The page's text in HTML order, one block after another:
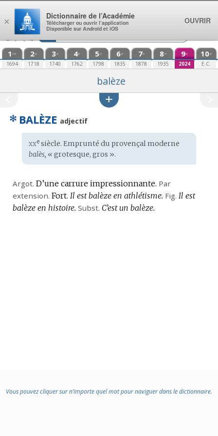
Aller au contenu
1 re
1694
2e
1718
3e
1740
4e
1762
5e
1798
6e
1835
7e
1878
8e
1935
9e
2024
10e
E.C.
balèze
✻ BALÈZE adjectif
Étymologie
:
xxesiècle. Emprunté du provençal moderne
balès, « grotesque, gros ».
Argot. D’une carrure impressionnante. Par
extension. Fort. Il est balèze en athlétisme. Fig. Il est
balèze en histoire. Subst. C’est un balèze.
Vous pouvez cliquer sur n’importe quel mot pour naviguer dans le dictionnaire.
×
Dictionnaire de l’Académie
Télécharger ou ouvrir l’application
Disponible sur Android et iOS
OUVRIR